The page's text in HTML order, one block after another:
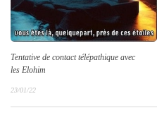
Tentative de contact télépathique avec
les Elohim
23/01/22